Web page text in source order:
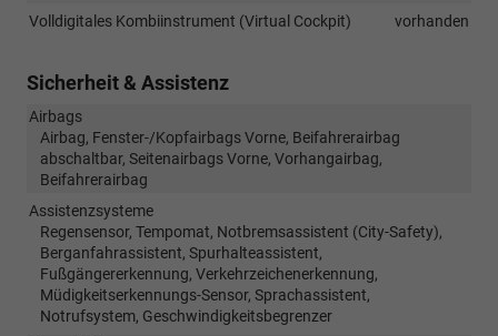
Volldigitales Kombiinstrument (Virtual Cockpit)
vorhanden
Sicherheit & Assistenz
Airbags
Airbag, Fenster-/Kopfairbags Vorne, Beifahrerairbag
abschaltbar, Seitenairbags Vorne, Vorhangairbag,
Beifahrerairbag
Assistenzsysteme
Regensensor, Tempomat, Notbremsassistent (City-Safety),
Berganfahrassistent, Spurhalteassistent,
Fußgängererkennung, Verkehrzeichenerkennung,
Müdigkeitserkennungs-Sensor, Sprachassistent,
Notrufsystem, Geschwindigkeitsbegrenzer